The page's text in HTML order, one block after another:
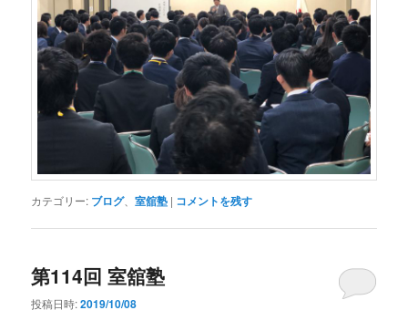
カテゴリー: ブログ、室舘塾 | コメントを残す
第114回 室舘塾
投稿日時:2019/10/08